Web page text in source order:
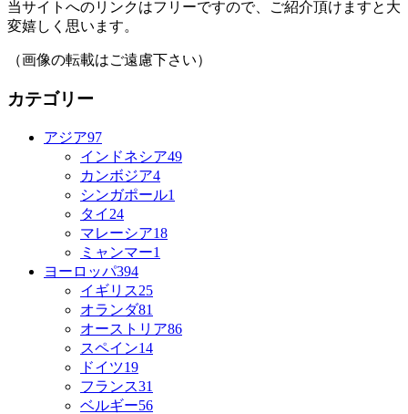
当サイトへのリンクはフリーですので、ご紹介頂けますと大
変嬉しく思います。
（画像の転載はご遠慮下さい）
カテゴリー
アジア97
インドネシア49
カンボジア4
シンガポール1
タイ 24
マレーシア18
ミャンマー1
ヨーロッパ394
イギリス25
オランダ81
オーストリア86
スペイン14
ドイツ19
フランス31
ベルギー56